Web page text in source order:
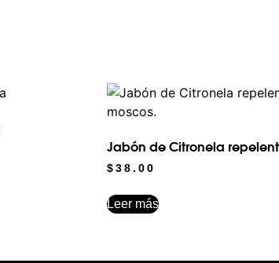
Jabón de Citronela
$ 38.00
Leer más